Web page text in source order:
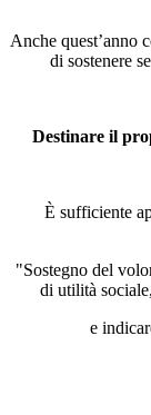
Anche quest’anno
di sostenere
Destinare il
È sufficiente
"Sostegno del
di utilità
e